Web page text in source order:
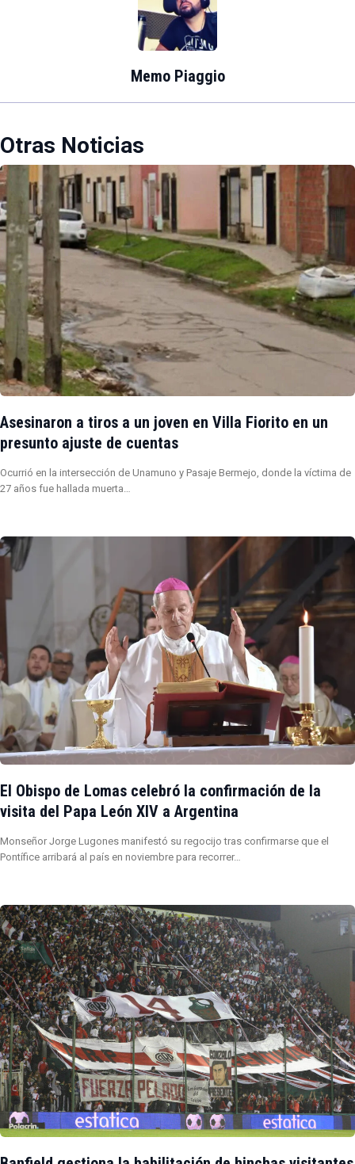
Memo Piaggio
Otras Noticias
Asesinaron a tiros a un joven en Villa Fiorito en un
presunto ajuste de cuentas
Ocurrió en la intersección de Unamuno y Pasaje Bermejo, donde la víctima de
27 años fue hallada muerta…
El Obispo de Lomas celebró la confirmación de la
visita del Papa León XIV a Argentina
Monseñor Jorge Lugones manifestó su regocijo tras confirmarse que el
Pontífice arribará al país en noviembre para recorrer…